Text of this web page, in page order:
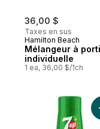
36,00 $
Taxes en sus
Hamilton Beach
Mélangeur à
individuelle
1 ea, 36,00 $/1ch